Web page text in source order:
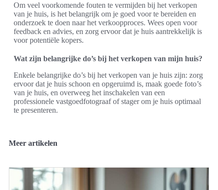
Om veel voorkomende fouten te vermijden bij het verkopen
van je huis, is het belangrijk om je goed voor te bereiden en
onderzoek te doen naar het verkoopproces. Wees open voor
feedback en advies, en zorg ervoor dat je huis aantrekkelijk is
voor potentiële kopers.
Wat zijn belangrijke do’s bij het verkopen van mijn huis?
Enkele belangrijke do’s bij het verkopen van je huis zijn: zorg
ervoor dat je huis schoon en opgeruimd is, maak goede foto’s
van je huis, en overweeg het inschakelen van een
professionele vastgoedfotograaf of stager om je huis optimaal
te presenteren.
Meer artikelen